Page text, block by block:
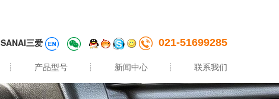
SANAI三爱 021-51699285
产品型号 新闻中心 联系我们